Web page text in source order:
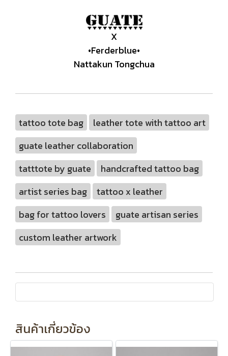
X
•Ferderblue•
Nattakun Tongchua
tattoo tote bag
leather tote with tattoo art
guate leather collaboration
tatttote by guate
handcrafted tattoo bag
artist series bag
tattoo x leather
bag for tattoo lovers
guate artisan series
custom leather artwork
สินค้าเกี่ยวข้อง